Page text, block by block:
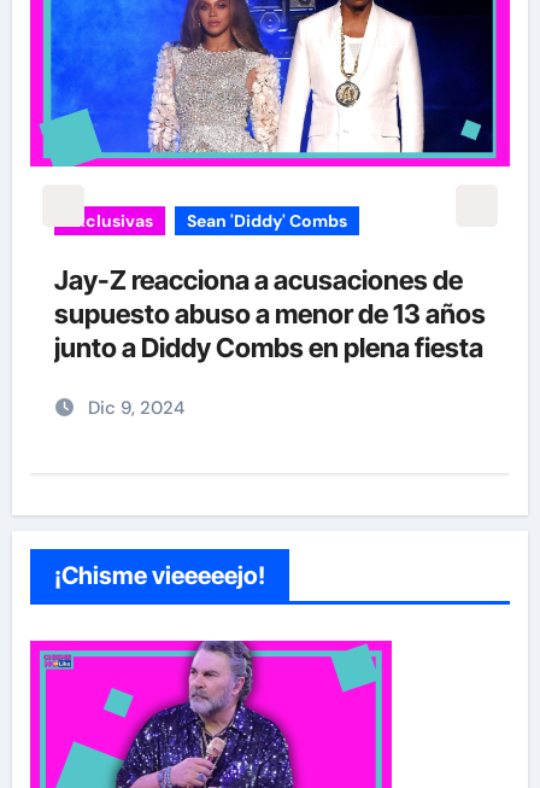
Exclusivas Sean 'Diddy' Combs
Jay-Z reacciona a acusaciones de
supuesto abuso a menor de 13 años
junto a Diddy Combs en plena fiesta
Dic 9, 2024
¡Chisme vieeeeejo!